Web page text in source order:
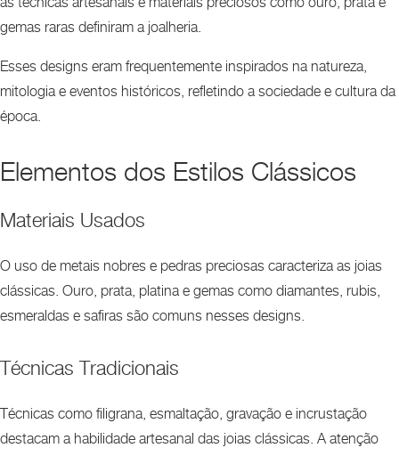
as técnicas artesanais e materiais preciosos como ouro, prata e
gemas raras definiram a joalheria.
Esses designs eram frequentemente inspirados na natureza,
mitologia e eventos históricos, refletindo a sociedade e cultura da
época.
Elementos dos Estilos Clássicos
Materiais Usados
O uso de metais nobres e pedras preciosas caracteriza as joias
clássicas. Ouro, prata, platina e gemas como diamantes, rubis,
esmeraldas e safiras são comuns nesses designs.
Técnicas Tradicionais
Técnicas como filigrana, esmaltação, gravação e incrustação
destacam a habilidade artesanal das joias clássicas. A atenção